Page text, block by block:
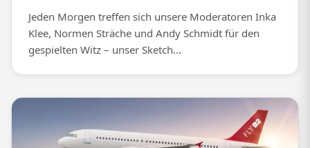
Jeden Morgen treffen sich unsere Moderatoren Inka
Klee, Normen Sträche und Andy Schmidt für den
gespielten Witz – unser Sketch...